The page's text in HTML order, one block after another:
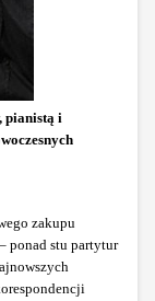
pianistą i
zakupu
– ponad stu partytur